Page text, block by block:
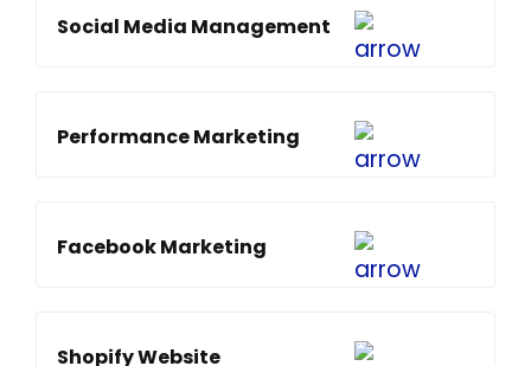
Social Media Management
Performance Marketing
Facebook Marketing
Shopify Website